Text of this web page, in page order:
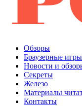
Обзоры
Браузерные
Новости и
Секреты
Железо
Материалы
Контакты